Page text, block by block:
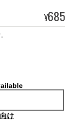
¥685
け